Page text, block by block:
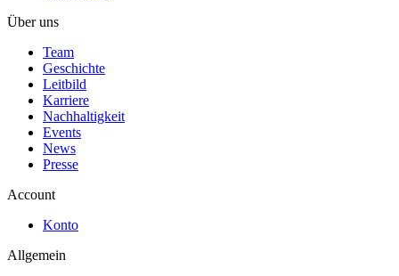
Über uns
Team
Geschichte
Leitbild
Karriere
Nachhaltigkeit
Events
News
Presse
Account
Konto
Allgemein